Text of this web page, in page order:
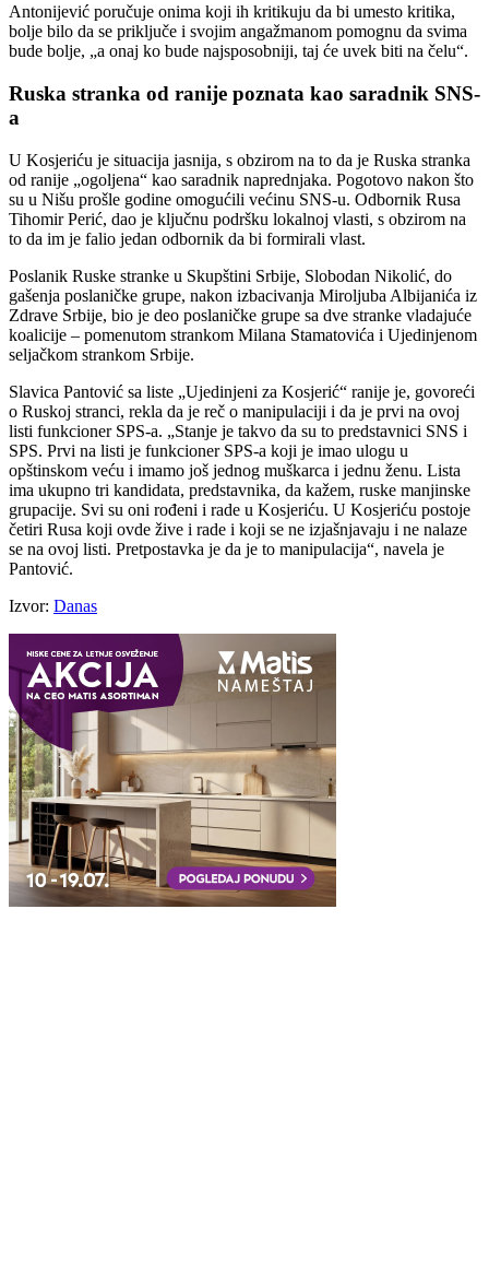
Antonijević poručuje onima koji ih kritikuju da bi umesto kritika,
bolje bilo da se priključe i svojim angažmanom pomognu da svima
bude bolje, „a onaj ko bude najsposobniji, taj će uvek biti na čelu“.
Ruska stranka od ranije poznata kao saradnik SNS-
a
U Kosjeriću je situacija jasnija, s obzirom na to da je Ruska stranka
od ranije „ogoljena“ kao saradnik naprednjaka. Pogotovo nakon što
su u Nišu prošle godine omogućili većinu SNS-u. Odbornik Rusa
Tihomir Perić, dao je ključnu podršku lokalnoj vlasti, s obzirom na
to da im je falio jedan odbornik da bi formirali vlast.
Poslanik Ruske stranke u Skupštini Srbije, Slobodan Nikolić, do
gašenja poslaničke grupe, nakon izbacivanja Miroljuba Albijanića iz
Zdrave Srbije, bio je deo poslaničke grupe sa dve stranke vladajuće
koalicije – pomenutom strankom Milana Stamatovića i Ujedinjenom
seljačkom strankom Srbije.
Slavica Pantović sa liste „Ujedinjeni za Kosjerić“ ranije je, govoreći
o Ruskoj stranci, rekla da je reč o manipulaciji i da je prvi na ovoj
listi funkcioner SPS-a. „Stanje je takvo da su to predstavnici SNS i
SPS. Prvi na listi je funkcioner SPS-a koji je imao ulogu u
opštinskom veću i imamo još jednog muškarca i jednu ženu. Lista
ima ukupno tri kandidata, predstavnika, da kažem, ruske manjinske
grupacije. Svi su oni rođeni i rade u Kosjeriću. U Kosjeriću postoje
četiri Rusa koji ovde žive i rade i koji se ne izjašnjavaju i ne nalaze
se na ovoj listi. Pretpostavka je da je to manipulacija“, navela je
Pantović.
Izvor: Danas